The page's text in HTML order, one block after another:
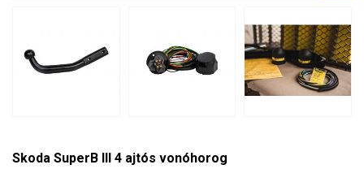
Skoda SuperB III 4 ajtós vonóhorog